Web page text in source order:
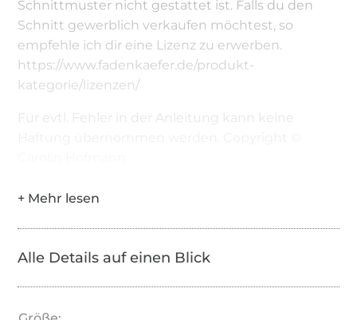
Schnittmuster nicht gestattet ist. Falls du den
Schnitt gewerblich verkaufen möchtest, so
empfehle ich dir eine Lizenz zu erwerben.
https://www.fadenkaefer.de/produkt-
kategorie/lizenzen/
Für evtl. Fehler in der Anleitung kann keine
Alle Details auf einen Blick